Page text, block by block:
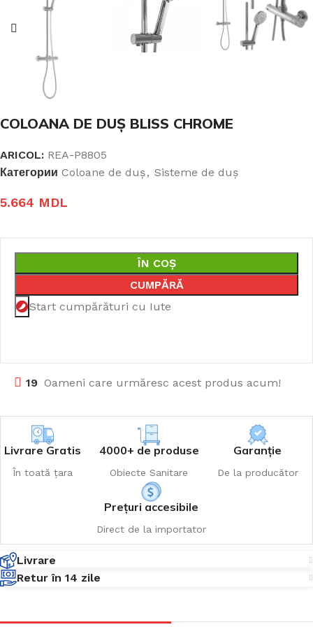
COLOANA DE DUȘ BLISS CHROME
ARICOL: REA-P8805
Категории Coloane de duș, Sisteme de duș
5.664 MDL
ÎN COȘ
CUMPĂRĂ
Start cumpărături cu Iute
19 Oameni care urmăresc acest produs acum!
Livrare Gratis
În toată țara
4000+ de produse
Obiecte Sanitare
Garanție
De la producător
Prețuri accesibile
Direct de la importator
Livrare
Retur în 14 zile